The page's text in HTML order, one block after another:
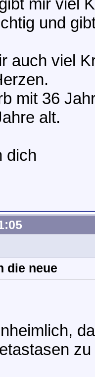
und
auch viel
mit 36
alt.
dich
die neue